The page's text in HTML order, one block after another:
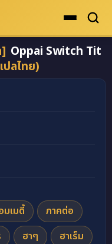
สุด
Oppai Switch Tit
ลไทย)
มเมดี้
ภาคต่อ
ฮาๆ ฮาเร็ม